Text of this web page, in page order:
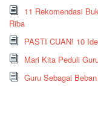
11 Rekomendasi
Riba
PASTI CUAN! 10
Mari Kita Peduli
Guru Sebagai